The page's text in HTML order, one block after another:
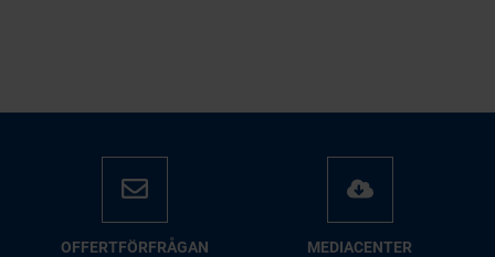
OFFERTFÖRFRÅGAN MEDIACENTER